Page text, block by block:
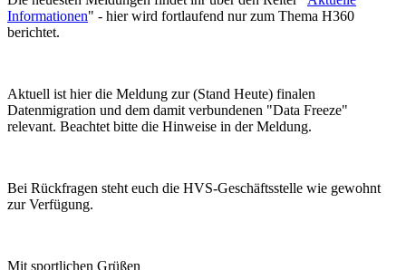
Informationen" - hier wird fortlaufend nur zum Thema H360
berichtet.
Aktuell ist hier die Meldung zur (Stand Heute) finalen
Datenmigration und dem damit verbundenen "Data Freeze"
relevant. Beachtet bitte die Hinweise in der Meldung.
Bei Rückfragen steht euch die HVS-Geschäftsstelle wie gewohnt
zur Verfügung.
Mit sportlichen Grüßen